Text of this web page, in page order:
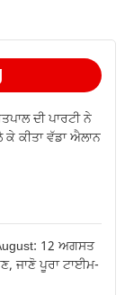
ਦੀ ਪਾਰਟੀ ਨੇ
ਕੀਤਾ ਵੱਡਾ ਐਲਾਨ
12 ਅਗਸਤ
ਜਾਣੋ ਪੂਰਾ ਟਾਈਮ-